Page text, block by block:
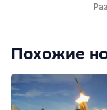
Похожие